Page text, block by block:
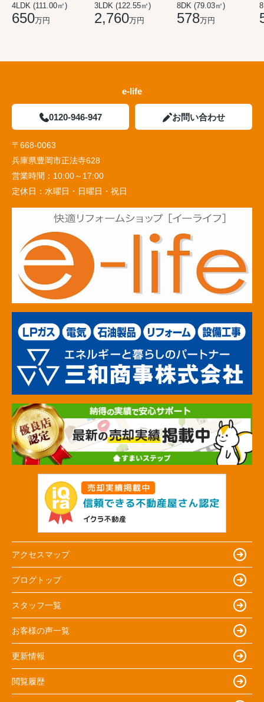
4LDK (111.00㎡)
650万円
3LDK (122.55㎡)
2,760万円
8DK (79.03㎡)
578万円
e-life
0120-946-947 お問い合わせ
〒668-0063
兵庫県豊岡市正法寺628
営業時間： 10:00～17:00
定休日： 水曜日・日曜日・祝日
アクセスマップ
ブログトップ
スタッフ一覧
お客様の声一覧
更新情報
閲覧履歴